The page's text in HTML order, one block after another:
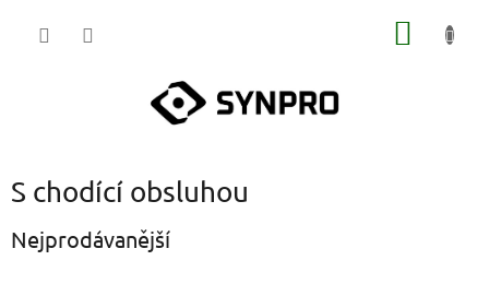
S chodící obsluhou
Nejprodávanější